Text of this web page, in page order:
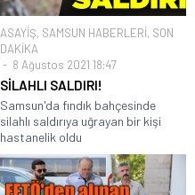
ASAYİŞ, SAMSUN HABERLERİ, SON
DAKİKA
8 Ağustos 2021 18:47
SİLAHLI SALDIRI!
Samsun'da fındık bahçesinde
silahlı saldırıya uğrayan bir kişi
hastanelik oldu